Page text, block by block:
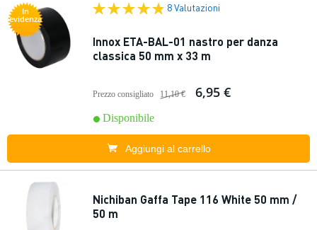
In
evidenza
8 Valutazioni
Innox ETA-BAL-01 nastro per danza
classica 50 mm x 33 m
Prezzo consigliato 11,10 € 6,95 €
Disponibile
Aggiungi al carrello
Nichiban Gaffa Tape 116 White 50 mm /
50 m